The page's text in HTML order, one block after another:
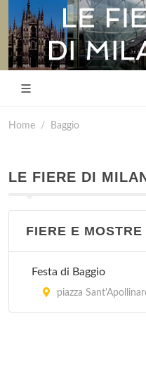
Home Baggio
LE FIERE DI
FIERE E MOSTRE
Festa di Baggio
piazza